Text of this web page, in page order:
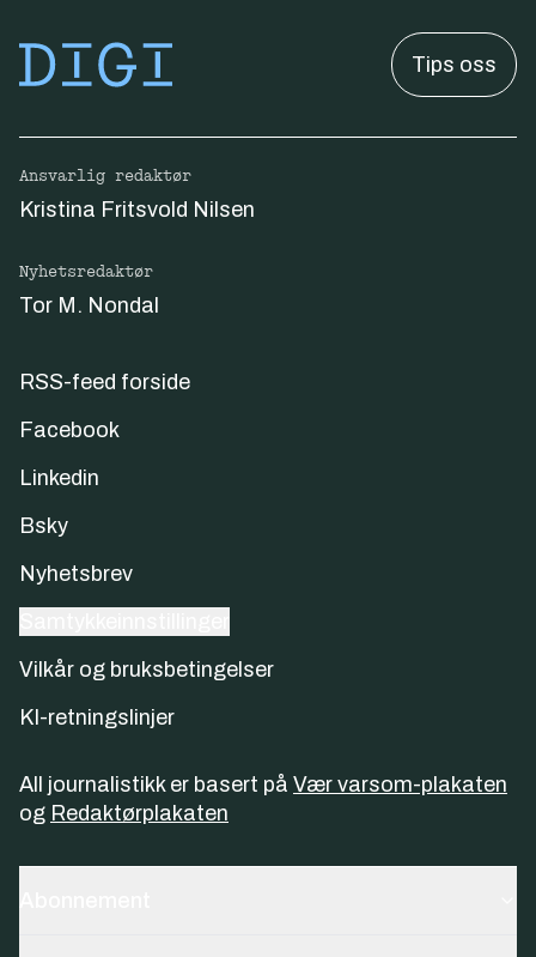
Tips oss
Ansvarlig redaktør
Kristina Fritsvold Nilsen
Nyhetsredaktør
Tor M. Nondal
RSS-feed forside
Facebook
Linkedin
Bsky
Nyhetsbrev
Vilkår og bruksbetingelser
KI-retningslinjer
All journalistikk er basert på Vær varsom-plakaten
og Redaktørplakaten